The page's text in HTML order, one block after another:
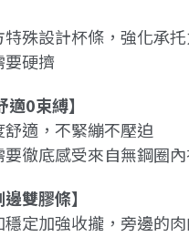
特殊設計杯條，強化承
要硬擠
適0束縛】
舒適 ， 不緊繃不壓迫
要徹底感受來自無鋼圈
邊雙膠條】
穩定加強收攏 ，旁邊的